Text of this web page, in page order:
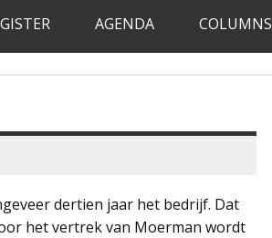
AGENDA COLUMNS
dertien jaar het bedrijf. Dat
het vertrek van Moerman wordt